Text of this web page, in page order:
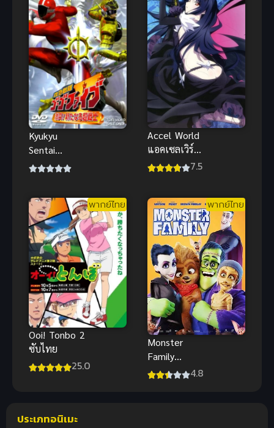
ไทย
Kyukyu
Sentai
GoGoFive
สุดมันส์จัดเต็ม
Accel World
แอคเซลเวิร์ลด์
ภาค 1
7.5
พากย์ไทย
Ooi! Tonbo 2
ซับไทย
25.0
พากย์ไทย
Monster
Family
ครอบครัวป่วน
4.8
ประเภทอนิเมะ